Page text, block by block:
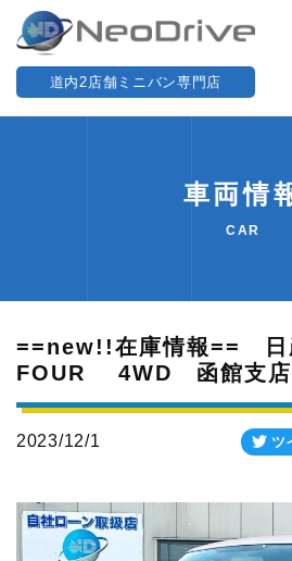
道内2店舗ミニバン専門店
車両情
CAR
==new!!在庫情報==
FOUR 4WD 函館支店
2023/12/1 ツ